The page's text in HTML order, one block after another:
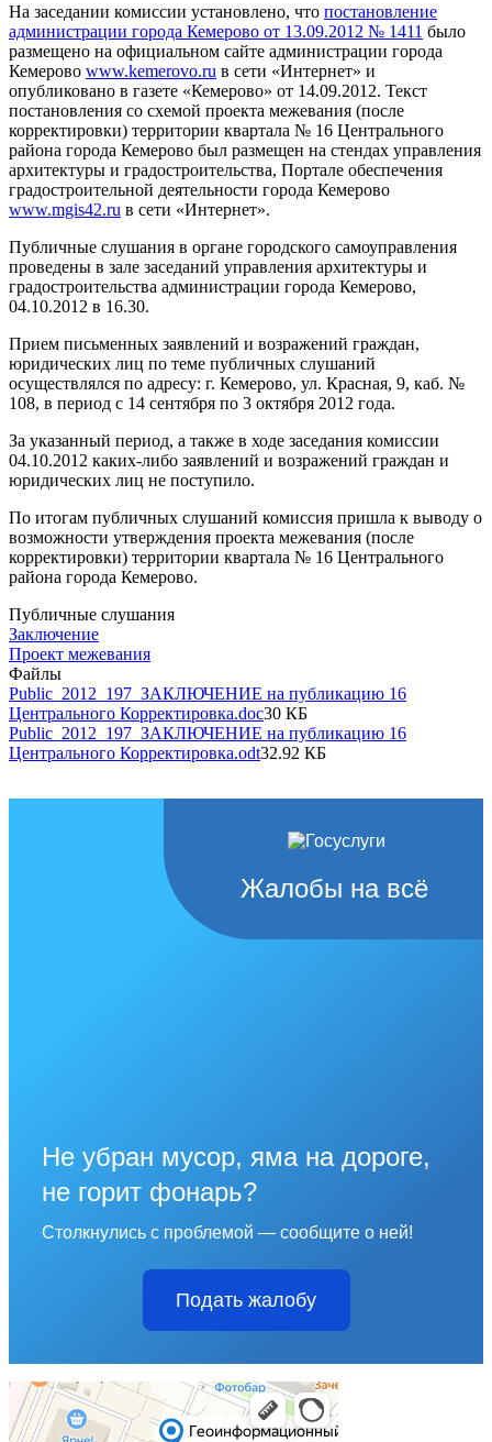
На заседании комиссии установлено, что постановление
администрации города Кемерово от 13.09.2012 № 1411 было
размещено на официальном сайте администрации города
Кемерово www.kemerovo.ru в сети «Интернет» и
опубликовано в газете «Кемерово» от 14.09.2012. Текст
постановления со схемой проекта межевания (после
корректировки) территории квартала № 16 Центрального
района города Кемерово был размещен на стендах управления
архитектуры и градостроительства, Портале обеспечения
градостроительной деятельности города Кемерово
www.mgis42.ru в сети «Интернет».
Публичные слушания в органе городского самоуправления
проведены в зале заседаний управления архитектуры и
градостроительства администрации города Кемерово,
04.10.2012 в 16.30.
Прием письменных заявлений и возражений граждан,
юридических лиц по теме публичных слушаний
осуществлялся по адресу: г. Кемерово, ул. Красная, 9, каб. №
108, в период с 14 сентября по 3 октября 2012 года.
За указанный период, а также в ходе заседания комиссии
04.10.2012 каких-либо заявлений и возражений граждан и
юридических лиц не поступило.
По итогам публичных слушаний комиссия пришла к выводу о
возможности утверждения проекта межевания (после
корректировки) территории квартала № 16 Центрального
района города Кемерово.
Публичные слушания
Заключение
Проект межевания
Файлы
Public_2012_197_ЗАКЛЮЧЕНИЕ на публикацию 16
Центрального Корректировка.doc30 КБ
Public_2012_197_ЗАКЛЮЧЕНИЕ на публикацию 16
Центрального Корректировка.odt32.92 КБ
Жалобы на всё
Не убран мусор, яма на дороге,
не горит фонарь?
Столкнулись с проблемой — сообщите о ней!
Подать жалобу